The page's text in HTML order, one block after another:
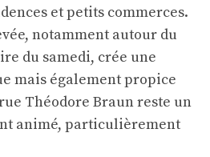
et petits commerces.
notamment autour du
du samedi, crée une
mais également propice
Théodore Braun reste un
animé, particulièrement